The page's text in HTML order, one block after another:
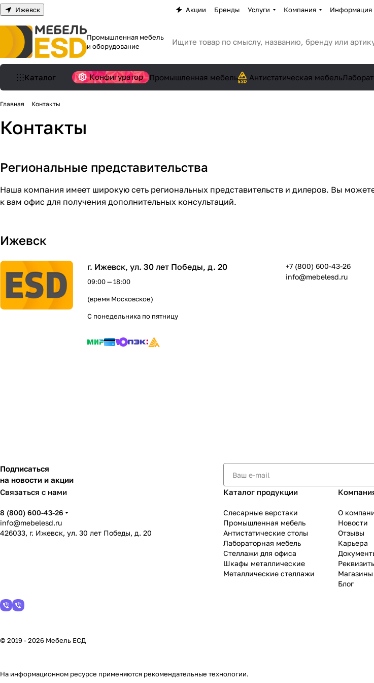
Ижевск Акции Бренды Услуги Компания Информация
Промышленная мебель
и оборудование
Каталог Конфигуратор Промышленная мебель Антистатическая мебель
Главная Контакты
Контакты
Региональные представительства
Наша компания имеет широкую сеть региональных представительств и дилеров. Вы
к вам офис для получения дополнительных консультаций.
Ижевск
г. Ижевск, ул. 30 лет Победы, д. 20
09:00 — 18:00
(время Московское)
C понедельника по пятницу
+7 (800) 600-43-26
info@mebelesd.ru
Подписаться
на новости и акции
Связаться с нами
8 (800) 600-43-26
info@mebelesd.ru
426033, г. Ижевск, ул. 30 лет Победы, д. 20
Каталог продукции
Слесарные верстаки
Промышленная мебель
Антистатические столы
Лабораторная мебель
Стеллажи для офиса
Шкафы металлические
Металлические стеллажи
О
Новости
Отзывы
Карьера
Магазины
Блог
© 2019 - 2026 Мебель ЕСД
На информационном ресурсе применяются рекомендательные технологии.